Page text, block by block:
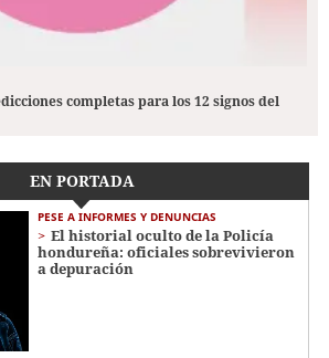
completas para los 12 signos del
EN PORTADA
PESE A INFORMES Y DENUNCIAS
El historial oculto de la Policía
hondureña: oficiales sobrevivieron
a depuración